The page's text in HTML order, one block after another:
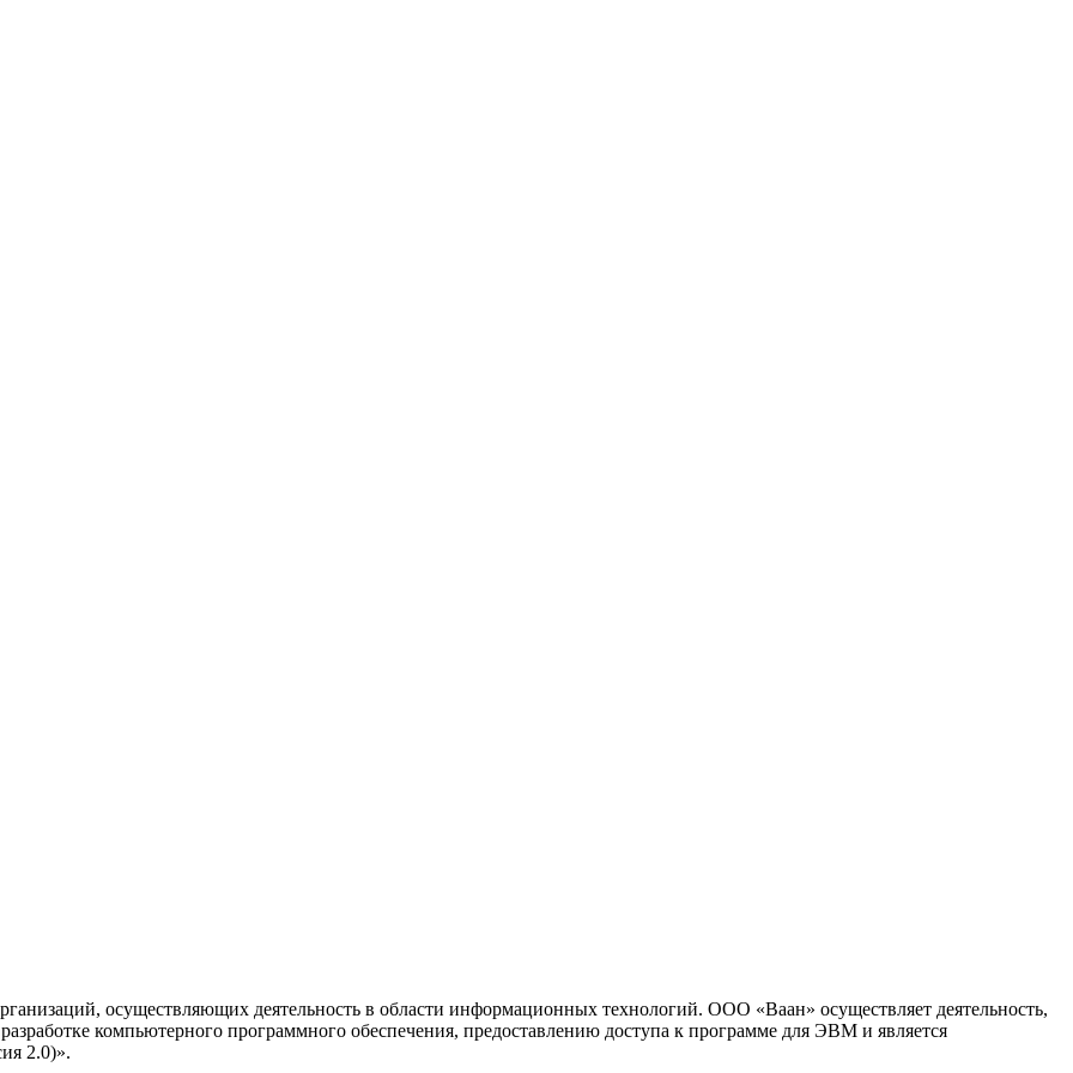
осуществляющих деятельность в области информационных технологий. ООО «Ваан» осуществляет деятельность,
компьютерного программного обеспечения, предоставлению доступа к программе для ЭВМ и является
2.0)».